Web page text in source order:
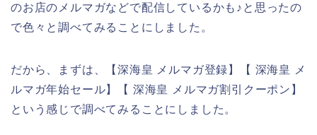
のお店のメルマガなどで配信しているかも♪と思ったの
で色々と調べてみることにしました。
だから、まずは、【深海皇 メルマガ登録】【 深海皇 メ
ルマガ年始セール】【 深海皇 メルマガ割引クーポン】
という感じで調べてみることにしました。